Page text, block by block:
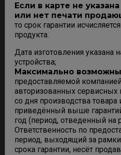
Если в карте не
или нет печати
то срок гарантии
продукта.
Дата изготовления указана
устройства;
Максимально
предоставляемой
авторизованных сервисных
со дня производства товара
приведённый выше
год (период, отведенный на
Ответственность по
период, выходящий за
срока гарантии, несёт